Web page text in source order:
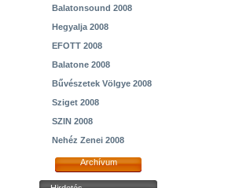
Balatonsound 2008
Hegyalja 2008
EFOTT 2008
Balatone 2008
Bűvészetek Völgye 2008
Sziget 2008
SZIN 2008
Nehéz Zenei 2008
Archívum